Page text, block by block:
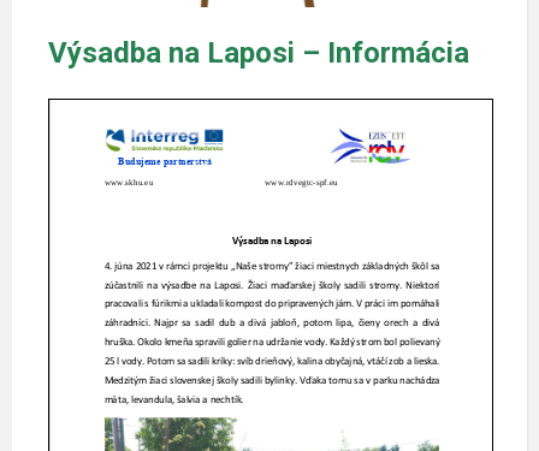
Výsadba na Laposi – Informácia